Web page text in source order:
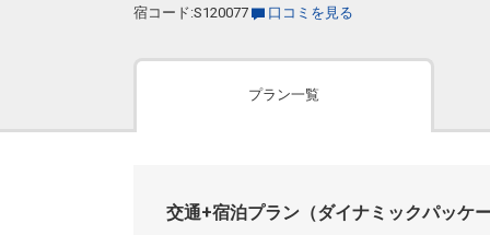
宿コード:S120077
口コミを見る
プラン一覧
交通+宿泊プラン （ダイナミックパッケ